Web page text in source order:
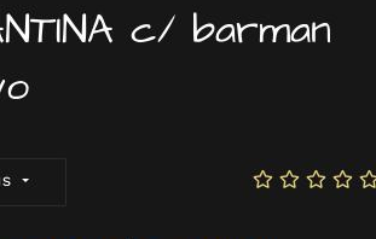
c/ barman